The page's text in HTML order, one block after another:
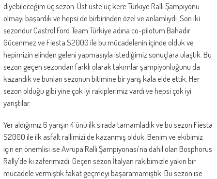
diyebileceğim üç sezon. Üst üste üç kere Türkiye Ralli Şampiyonu
olmayı başardık ve hepsi de birbirinden özel ve anlamlıydı. Son iki
sezondur Castrol Ford Team Türkiye adına co-pilotum Bahadır
Gücenmez ve Fiesta S2000 ile bu mücadelenin içinde olduk ve
hepimizin elinden geleni yapmasıyla istediğimiz sonuçlara ulaştık. Bu
sezon geçen sezondan farklı olarak takımlar şampiyonluğunu da
kazandık ve bunları sezonun bitimine bir yarış kala elde ettik. Her
sezon olduğu gibi yine çok iyi rakiplerimiz vardı ve hepsi çok iyi
yarıştılar.
Yer aldığımız 6 yarışın 4’ünü ilk sırada tamamladık ve bu sezon Fiesta
S2000 ile ilk asfalt rallimizi de kazanmış olduk. Benim ve ekibimiz
için en önemlisi ise Avrupa Ralli Şampiyonası’na dahil olan Bosphorus
Rally’de ki zaferimizdi. Geçen sezon İtalyan rakibimizle yakın bir
mücadele vermiştik fakat geçmeyi başaramamıştık. Bu sezon ise